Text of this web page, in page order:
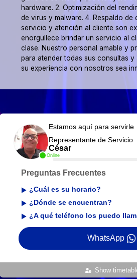
hardware. 2. Optimización del
de virus y malware. 4. Respaldo de
servicio y atención al cliente son
enorgullece brindar un servicio al
clase. Nuestro personal amable y
para atender todas sus consultas y
su experiencia con nosotros sea
Online
Estamos aquí para servirle
Representante de Servicio
César
Show
Preguntas Frecuentes
¿Cuál es su horario?
¿Dónde se encuentran?
¿A qué teléfono los puedo
WhatsApp